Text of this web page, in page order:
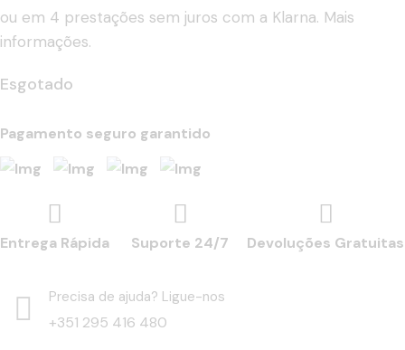
ou em 4 prestações sem juros com a Klarna. Mais
informações.
Esgotado
Pagamento seguro garantido
Entrega Rápida Suporte 24/7 Devoluções Gratuitas
Precisa de ajuda? Ligue-nos
+351 295 416 480